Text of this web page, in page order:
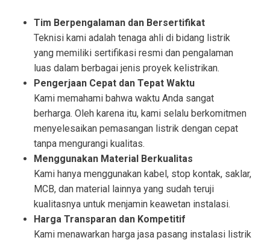
Tim Berpengalaman dan Bersertifikat
Teknisi kami adalah tenaga ahli di bidang listrik
yang memiliki sertifikasi resmi dan pengalaman
luas dalam berbagai jenis proyek kelistrikan.
Pengerjaan Cepat dan Tepat Waktu
Kami memahami bahwa waktu Anda sangat
berharga. Oleh karena itu, kami selalu berkomitmen
menyelesaikan pemasangan listrik dengan cepat
tanpa mengurangi kualitas.
Menggunakan Material Berkualitas
Kami hanya menggunakan kabel, stop kontak, saklar,
MCB, dan material lainnya yang sudah teruji
kualitasnya untuk menjamin keawetan instalasi.
Harga Transparan dan Kompetitif
Kami menawarkan harga jasa pasang instalasi listrik